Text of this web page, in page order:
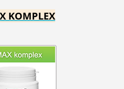
KOMPLEX